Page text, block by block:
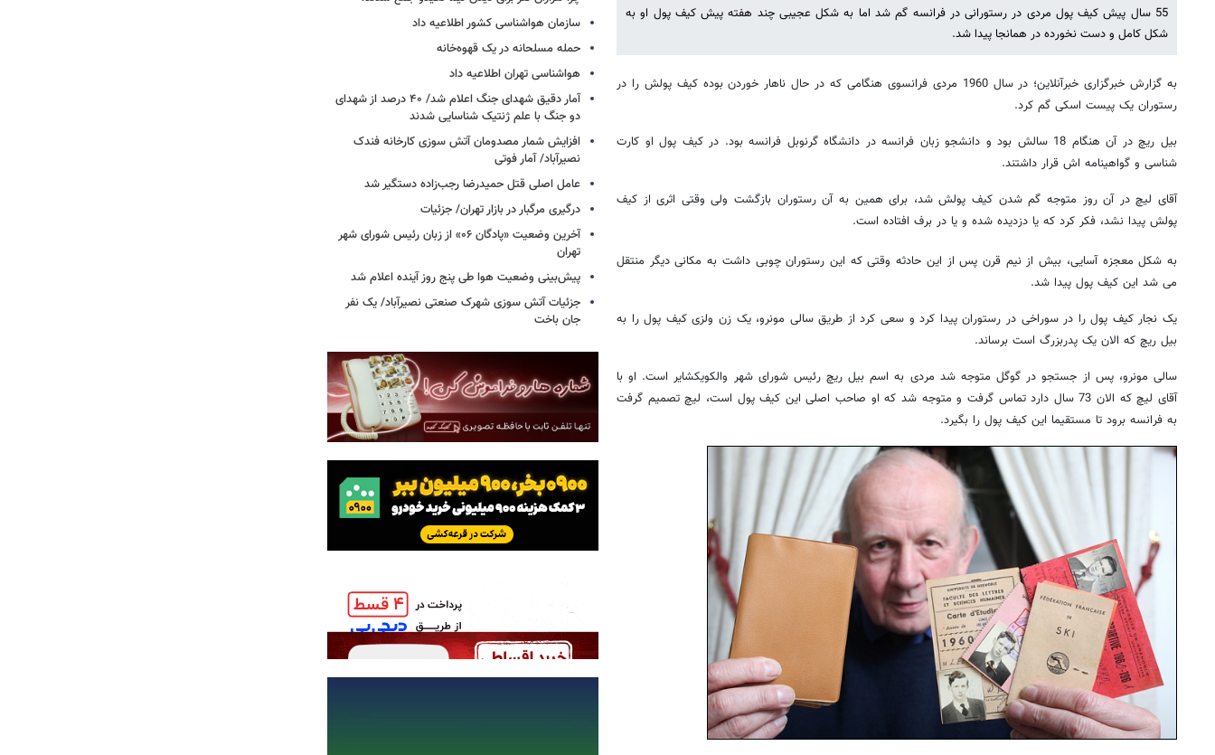
55 سال پیش کیف پول مردی در رستورانی در فرانسه گم شد اما به شکل عجیبی چند هفته پیش کیف پول او به
شکل کامل و دست نخورده در همانجا پیدا شد.
به گزارش خبرگزاری خبرآنلاین؛ در سال 1960 مردی فرانسوی هنگامی که در حال ناهار خوردن بوده کیف پولش را در
رستوران یک پیست اسکی گم کرد.
بیل ریچ در آن هنگام 18 سالش بود و دانشجو زبان فرانسه در دانشگاه گرنوبل فرانسه بود. در کیف پول او کارت
شناسی و گواهینامه اش قرار داشتند.
آقای لیچ در آن روز متوجه گم شدن کیف پولش شد، برای همین به آن رستوران بازگشت ولی وقتی اثری از کیف
پولش پیدا نشد، فکر کرد که یا دزدیده شده و یا در برف افتاده است.
به شکل معجزه آسایی، بیش از نیم قرن پس از این حادثه وقتی که این رستوران چوبی داشت به مکانی دیگر منتقل
می شد این کیف پول پیدا شد.
یک نجار کیف پول را در سوراخی در رستوران پیدا کرد و سعی کرد از طریق سالی مونرو، یک زن ولزی کیف پول را به
بیل ریچ که الان یک پدربزرگ است برساند.
سالی مونرو، پس از جستجو در گوگل متوجه شد مردی به اسم بیل ریچ رئیس شورای شهر والکویکشایر است. او با
آقای لیچ که الان 73 سال دارد تماس گرفت و متوجه شد که او صاحب اصلی این کیف پول است، لیچ تصمیم گرفت
به فرانسه برود تا مستقیما این کیف پول را بگیرد.
سازمان هواشناسی کشور اطلاعیه داد
حمله مسلحانه در یک قهوه‌خانه
هواشناسی تهران اطلاعیه داد
آمار دقیق شهدای جنگ اعلام شد/ ۴۰ درصد از شهدای
دو جنگ با علم ژنتیک شناسایی شدند
افزایش شمار مصدومان آتش سوزی کارخانه فندک
نصیرآباد/ آمار فوتی
عامل اصلی قتل حمیدرضا رجب‌زاده دستگیر شد
درگیری مرگبار در بازار تهران/ جزئیات
آخرین وضعیت «پادگان ۰۶» از زبان رئیس شورای شهر
تهران
پیش‌بینی وضعیت هوا طی پنج روز آینده اعلام شد
جزئیات آتش سوزی شهرک صنعتی نصیرآباد/ یک نفر
جان باخت